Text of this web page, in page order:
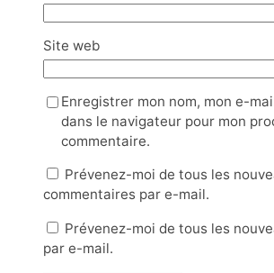
Site web
Enregistrer mon nom, mon e-
dans le navigateur pour mon
commentaire.
Prévenez-moi de tous les
commentaires par e-mail.
Prévenez-moi de tous les
par e-mail.